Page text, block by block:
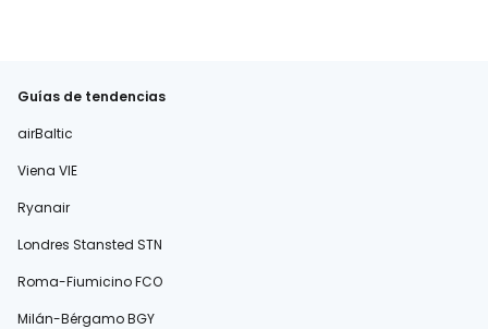
Guías de tendencias
airBaltic
Viena VIE
Ryanair
Londres Stansted STN
Roma-Fiumicino FCO
Milán-Bérgamo BGY